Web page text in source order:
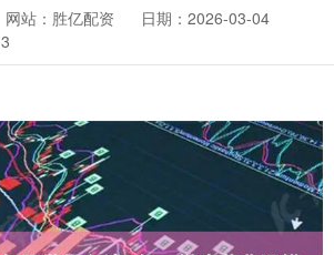
网站：胜亿配资
日期：2026-03-04